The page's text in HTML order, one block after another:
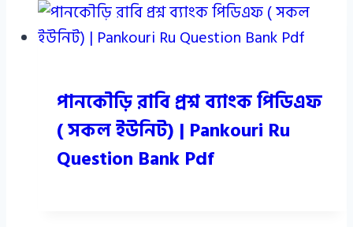
পানকৌড়ি রাবি প্রশ্ন ব্যাংক পিডিএফ
( সকল ইউনিট) | Pankouri Ru
Question Bank Pdf